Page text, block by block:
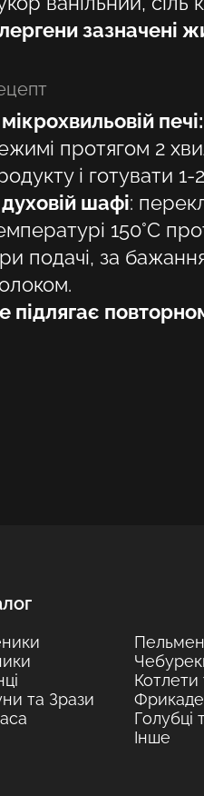
зазначені
печі:
протягом 2
і готувати 1-
шафі:
150°С
подачі, за
підлягає
та Зрази
Котлети
Голубці
Інше